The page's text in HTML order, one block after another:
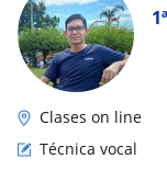
Clases on line
Técnica vocal